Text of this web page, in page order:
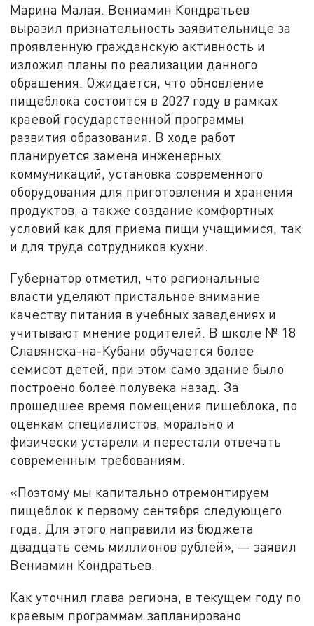
Марина Малая. Вениамин Кондратьев
выразил признательность заявительнице за
проявленную гражданскую активность и
изложил планы по реализации данного
обращения. Ожидается, что обновление
пищеблока состоится в 2027 году в рамках
краевой государственной программы
развития образования. В ходе работ
планируется замена инженерных
коммуникаций, установка современного
оборудования для приготовления и хранения
продуктов, а также создание комфортных
условий как для приема пищи учащимися, так
и для труда сотрудников кухни.
Губернатор отметил, что региональные
власти уделяют пристальное внимание
качеству питания в учебных заведениях и
учитывают мнение родителей. В школе № 18
Славянска-на-Кубани обучается более
семисот детей, при этом само здание было
построено более полувека назад. За
прошедшее время помещения пищеблока, по
оценкам специалистов, морально и
физически устарели и перестали отвечать
современным требованиям.
«Поэтому мы капитально отремонтируем
пищеблок к первому сентября следующего
года. Для этого направили из бюджета
двадцать семь миллионов рублей», — заявил
Вениамин Кондратьев.
Как уточнил глава региона, в текущем году по
краевым программам запланировано